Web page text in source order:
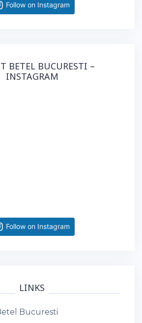
Follow on Instagram
BETEL BUCURESTI –
INSTAGRAM
Follow on Instagram
LINKS
Bucuresti